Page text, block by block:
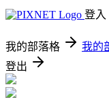
登入
我的部落格 我的
登出